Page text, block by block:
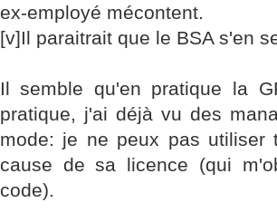
ex-employé mécontent.
[v]Il paraitrait que le BSA s'en
Il semble qu'en pratique la
pratique, j'ai déjà vu des
mode: je ne peux pas utiliser
cause de sa licence (qui
code).